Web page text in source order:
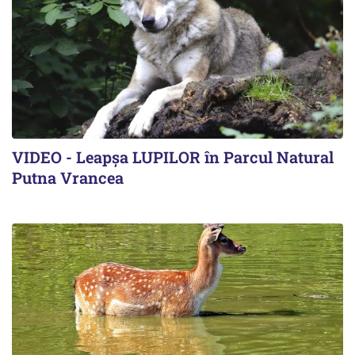
VIDEO - Leapșa LUPILOR în Parcul Natural
Putna Vrancea